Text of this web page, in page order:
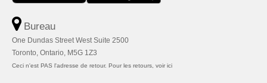
Bureau
One Dundas Street West Suite 2500
Toronto, Ontario, M5G 1Z3
Ceci n'est PAS l'adresse de retour. Pour les retours, voir ici